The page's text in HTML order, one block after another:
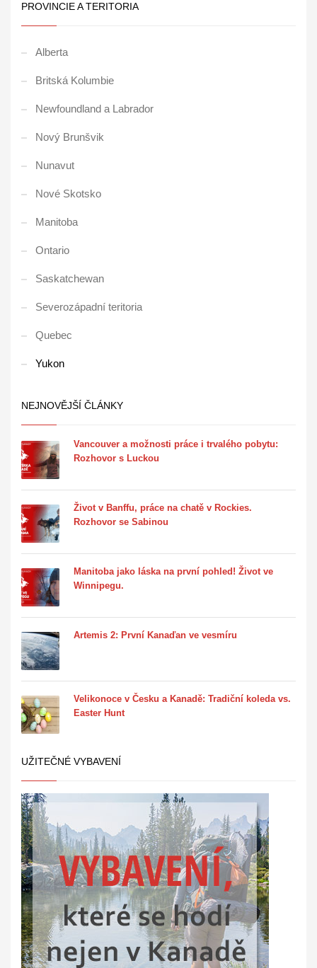
PROVINCIE A TERITORIA
Alberta
Britská Kolumbie
Newfoundland a Labrador
Nový Brunšvik
Nunavut
Nové Skotsko
Manitoba
Ontario
Saskatchewan
Severozápadní teritoria
Quebec
Yukon
NEJNOVĚJŠÍ ČLÁNKY
Vancouver a možnosti práce i trvalého pobytu:
Rozhovor s Luckou
Život v Banffu, práce na chatě v Rockies.
Rozhovor se Sabinou
Manitoba jako láska na první pohled! Život ve
Winnipegu.
Artemis 2: První Kanaďan ve vesmíru
Velikonoce v Česku a Kanadě: Tradiční koleda vs.
Easter Hunt
UŽITEČNÉ VYBAVENÍ